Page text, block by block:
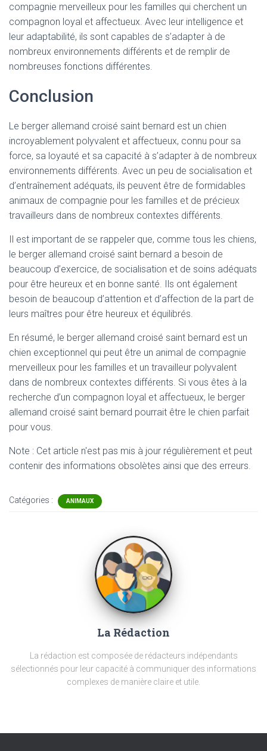
compagnie merveilleux pour les familles qui cherchent un
compagnon loyal et affectueux. Avec leur intelligence et
leur adaptabilité, ils sont capables de s’adapter à de
nombreux environnements différents et de remplir de
nombreuses fonctions différentes.
Conclusion
Le berger allemand croisé saint bernard est un chien
incroyablement polyvalent et affectueux, connu pour sa
force, sa loyauté et sa capacité à s’adapter à de nombreux
environnements différents. Avec un peu de socialisation et
d’entraînement adéquats, ils peuvent être de formidables
animaux de compagnie pour les familles et de précieux
travailleurs dans de nombreux contextes différents.
Il est important de se rappeler que, comme tous les chiens,
le berger allemand croisé saint bernard a besoin de
beaucoup d’exercice, de socialisation et de soins adéquats
pour être heureux et en bonne santé. Ils ont également
besoin de beaucoup d’attention et d’affection de la part de
leurs maîtres pour être heureux et équilibrés.
En résumé, le berger allemand croisé saint bernard est un
chien exceptionnel qui peut être un animal de compagnie
merveilleux pour les familles et un travailleur polyvalent
dans de nombreux contextes différents. Si vous êtes à la
recherche d’un compagnon loyal et affectueux, le berger
allemand croisé saint bernard pourrait être le chien parfait
pour vous.
Note : Cet article n'est pas mis à jour régulièrement et peut
contenir des informations obsolètes ainsi que des erreurs.
Catégories : ANIMAUX
La Rédaction
La rédaction est composée de rédacteurs indépendants
sélectionnés pour leur capacité à communiquer des informations
complexes de manière claire et utile.